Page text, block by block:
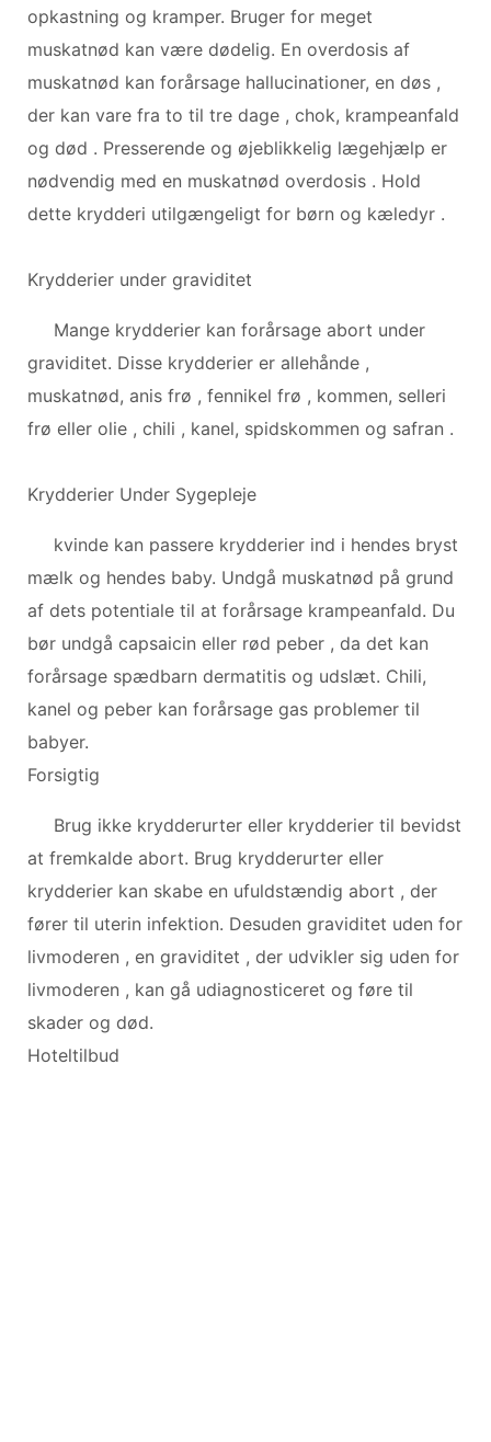
opkastning og kramper. Bruger for meget
muskatnød kan være dødelig. En overdosis af
muskatnød kan forårsage hallucinationer, en døs ,
der kan vare fra to til tre dage , chok, krampeanfald
og død . Presserende og øjeblikkelig lægehjælp er
nødvendig med en muskatnød overdosis . Hold
dette krydderi utilgængeligt for børn og kæledyr .
Krydderier under graviditet
Mange krydderier kan forårsage abort under
graviditet. Disse krydderier er allehånde ,
muskatnød, anis frø , fennikel frø , kommen, selleri
frø eller olie , chili , kanel, spidskommen og safran .
Krydderier Under Sygepleje
kvinde kan passere krydderier ind i hendes bryst
mælk og hendes baby. Undgå muskatnød på grund
af dets potentiale til at forårsage krampeanfald. Du
bør undgå capsaicin eller rød peber , da det kan
forårsage spædbarn dermatitis og udslæt. Chili,
kanel og peber kan forårsage gas problemer til
babyer.
Forsigtig
Brug ikke krydderurter eller krydderier til bevidst
at fremkalde abort. Brug krydderurter eller
krydderier kan skabe en ufuldstændig abort , der
fører til uterin infektion. Desuden graviditet uden for
livmoderen , en graviditet , der udvikler sig uden for
livmoderen , kan gå udiagnosticeret og føre til
skader og død.
Hoteltilbud